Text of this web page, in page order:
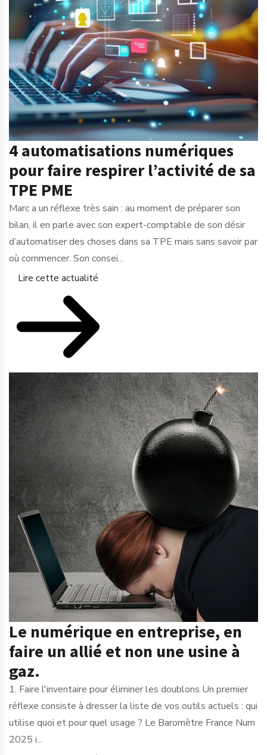
4 automatisations numériques
pour faire respirer l’activité de sa
TPE PME
Marc a un réflexe très sain : au moment de préparer son
bilan, il en parle avec son expert-comptable de son désir
d’automatiser des choses dans sa TPE mais sans savoir par
où commencer. Son consei...
Lire cette actualité
Le numérique en entreprise, en
faire un allié et non une usine à
gaz.
1. Faire l'inventaire pour éliminer les doublons Un premier
réflexe consiste à dresser la liste de vos outils actuels : qui
utilise quoi et pour quel usage ? Le Baromètre France Num
2025 i...